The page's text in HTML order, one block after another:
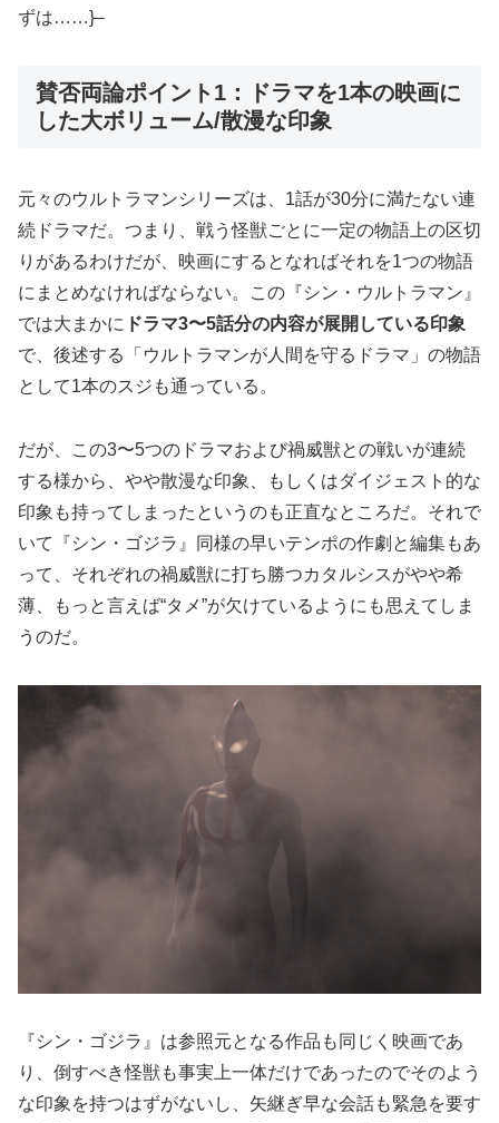
ずは……}–
賛否両論ポイント1：ドラマを1本の映画に
した大ボリューム/散漫な印象
元々のウルトラマンシリーズは、1話が30分に満たない連
続ドラマだ。つまり、戦う怪獣ごとに一定の物語上の区切
りがあるわけだが、映画にするとなればそれを1つの物語
にまとめなければならない。この『シン・ウルトラマン』
では大まかに ドラマ3〜5話分の内容が展開している印象
で、後述する「ウルトラマンが人間を守るドラマ」の物語
として1本のスジも通っている。
だが、この3〜5つのドラマおよび禍威獣との戦いが連続
する様から、やや散漫な印象、もしくはダイジェスト的な
印象も持ってしまったというのも正直なところだ。それで
いて『シン・ゴジラ』同様の早いテンポの作劇と編集もあ
って、それぞれの禍威獣に打ち勝つカタルシスがやや希
薄、もっと言えば“タメ”が欠けているようにも思えてしま
うのだ。
『シン・ゴジラ』は参照元となる作品も同じく映画であ
り、倒すべき怪獣も事実上一体だけであったのでそのよう
な印象を持つはずがないし、矢継ぎ早な会話も緊急を要す